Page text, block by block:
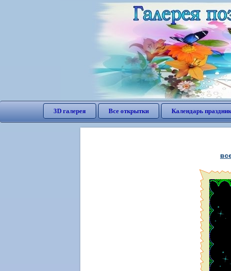
3D галерея Все открытки Календарь